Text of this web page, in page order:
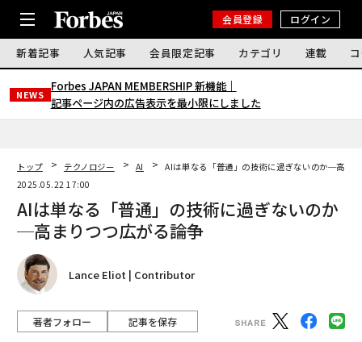
会員登録 ログイン
新着記事 人気記事 会員限定記事 カテゴリ 連載
NEWS
Forbes JAPAN MEMBERSHIP 新機能｜
記事ページ内の広告表示を最小限にしました
トップ テクノロジー AI
AIは単なる「普通」の技術に過ぎないのか─高ま
2025.05.22 17:00
AIは単なる「普通」の技術に過ぎないのか
─高まりつつ広がる論争
Lance Eliot | Contributor
著者フォロー 記事を保存